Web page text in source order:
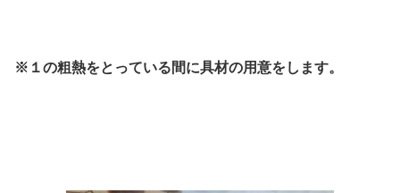
※１の粗熱をとっている間に具材の用意をします。